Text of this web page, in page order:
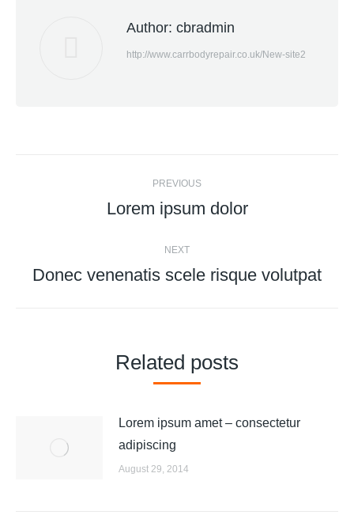
Author: cbradmin
http://www.carrbodyrepair.co.uk/New-site2
navigation
PREVIOUS
Previous
Lorem ipsum dolor
NEXT
Next
Donec venenatis scele risque volutpat
Related posts
Lorem ipsum amet – consectetur
adipiscing
August 29, 2014